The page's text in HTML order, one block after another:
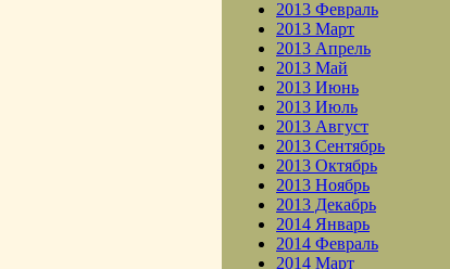
2013 Февраль
2013 Март
2013 Апрель
2013 Май
2013 Июнь
2013 Июль
2013 Август
2013 Сентябрь
2013 Октябрь
2013 Ноябрь
2013 Декабрь
2014 Январь
2014 Февраль
2014 Март